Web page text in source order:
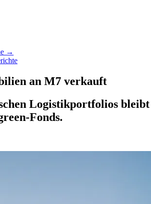
→
an M7 verkauft
Logistikportfolios
Fonds.